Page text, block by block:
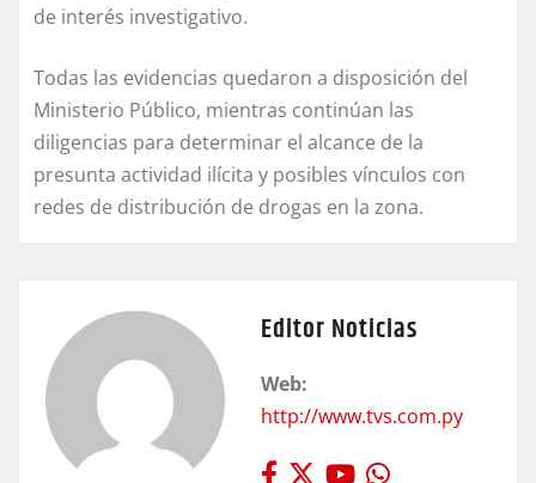
de interés investigativo.
Todas las evidencias quedaron a disposición del
Ministerio Público, mientras continúan las
diligencias para determinar el alcance de la
presunta actividad ilícita y posibles vínculos con
redes de distribución de drogas en la zona.
Editor Noticias
Web:
http://www.tvs.com.py